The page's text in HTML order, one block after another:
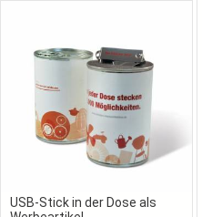
USB-Stick in der Dose als